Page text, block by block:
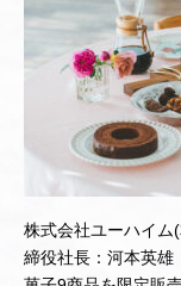
株式会社ユーハイ
締役社長：河本英